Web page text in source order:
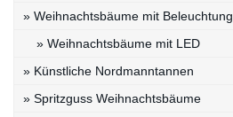
» Weihnachtsbäume mit Beleuchtung
» Weihnachtsbäume mit LED
» Künstliche Nordmanntannen
» Spritzguss Weihnachtsbäume